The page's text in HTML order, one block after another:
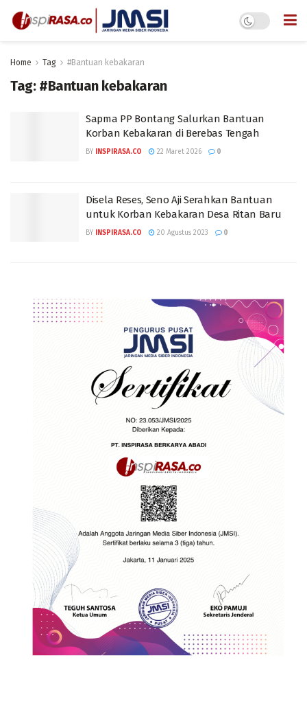
Home Tag #Bantuan kebakaran
Tag: #Bantuan kebakaran
Sapma PP Bontang Salurkan Bantuan
Korban Kebakaran di Berebas Tengah
BY INSPIRASA.CO 22 Maret 2026 0
Disela Reses, Seno Aji Serahkan Bantuan
untuk Korban Kebakaran Desa Ritan Baru
BY INSPIRASA.CO 20 Agustus 2023 0